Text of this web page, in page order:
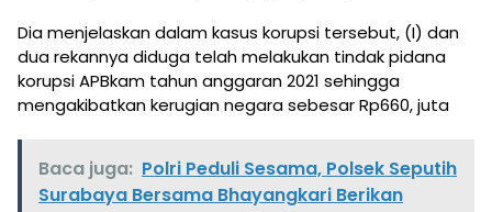
Dia menjelaskan dalam kasus korupsi tersebut, (I) dan
dua rekannya diduga telah melakukan tindak pidana
korupsi APBkam tahun anggaran 2021 sehingga
mengakibatkan kerugian negara sebesar Rp660, juta
Baca juga: Polri Peduli Sesama, Polsek Seputih
Surabaya Bersama Bhayangkari Berikan